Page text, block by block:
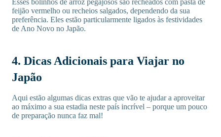
Esses bolinhos de arroz pegajosos são recheados com pasta de
feijão vermelho ou recheios salgados, dependendo da sua
preferência. Eles estão particularmente ligados às festividades
de Ano Novo no Japão.
4. Dicas Adicionais para Viajar no
Japão
Aqui estão algumas dicas extras que vão te ajudar a aproveitar
ao máximo a sua estadia neste país incrível – porque um pouco
de preparação nunca faz mal!